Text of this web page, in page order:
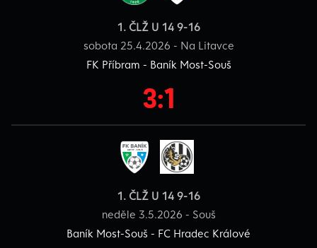
1. ČLŽ U 14 9-16
sobota 25.4.2026 - Na Litavce
FK Příbram - Baník Most-Souš
3:1
1. ČLŽ U 14 9-16
neděle 3.5.2026 - Souš
Baník Most-Souš - FC Hradec Králové